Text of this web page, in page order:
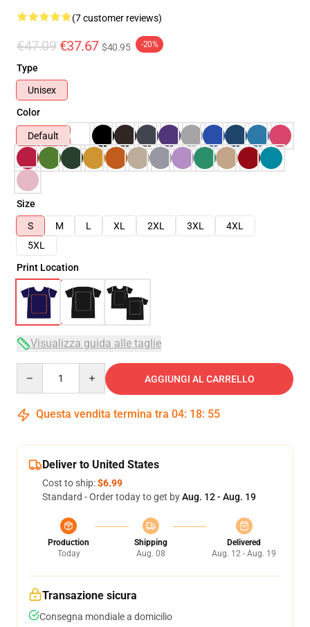
(7 customer reviews)
€47.09 €37.67 $40.95 -20%
Type
Unisex
Color
Default
Size
S
M L XL 2XL 3XL
4XL
5XL
Print Location
Visualizza guida alle taglie
AGGIUNGI AL CARRELLO
Questa vendita termina tra 04: 18: 54
Deliver to United States
Cost to ship:$6.99
Standard - Order today to get byAug. 12 - Aug. 19
Production
Today
Shipping
Aug. 08
Delivered
Aug. 12 - Aug. 19
Transazione sicura
Consegna mondiale a domicilio